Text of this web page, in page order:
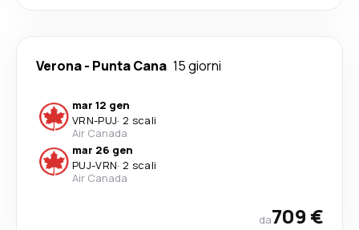
Verona- Punta Cana 15 giorni
mar 12 gen
VRN-PUJ· 2 scali
Air Canada
mar 26 gen
PUJ-VRN· 2 scali
Air Canada
da709 €